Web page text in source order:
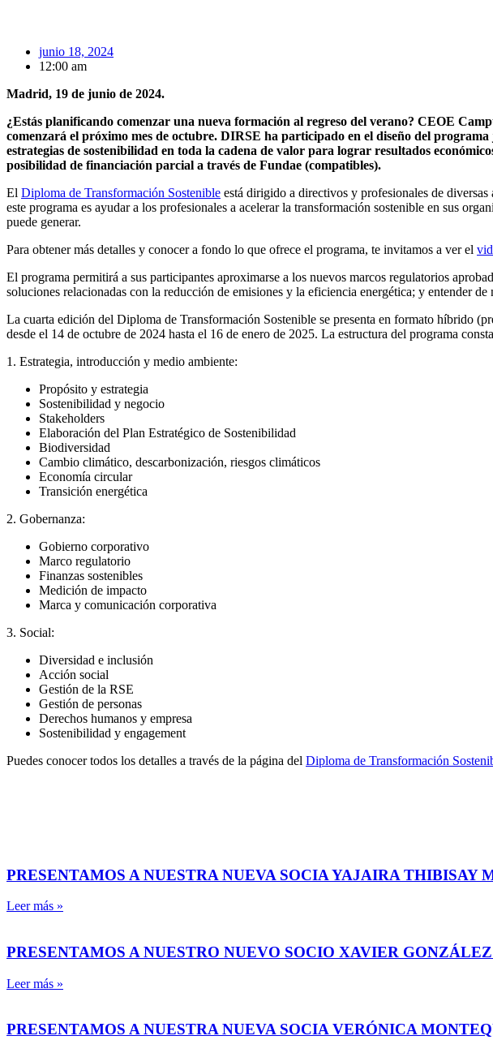
junio 18, 2024
12:00 am
Madrid, 19 de junio de 2024.
¿Estás planificando comenzar una nueva formación al regreso del verano? CEOE
comenzará el próximo mes de octubre. DIRSE ha participado en el diseño del
estrategias de sostenibilidad en toda la cadena de valor para lograr resultados
posibilidad de financiación parcial a través de Fundae (compatibles).
El Diploma de Transformación Sostenible está dirigido a directivos y profesionales de
este programa es ayudar a los profesionales a acelerar la transformación sostenible en sus
puede generar.
Para obtener más detalles y conocer a fondo lo que ofrece el programa, te invitamos a ver el
El programa permitirá a sus participantes aproximarse a los nuevos marcos regulatorios
soluciones relacionadas con la reducción de emisiones y la eficiencia energética; y entender
La cuarta edición del Diploma de Transformación Sostenible se presenta en formato híbrido
desde el 14 de octubre de 2024 hasta el 16 de enero de 2025. La estructura del programa
1. Estrategia, introducción y medio ambiente:
Propósito y estrategia
Sostenibilidad y negocio
Stakeholders
Elaboración del Plan Estratégico de Sostenibilidad
Biodiversidad
Cambio climático, descarbonización, riesgos climáticos
Economía circular
Transición energética
2. Gobernanza:
Gobierno corporativo
Marco regulatorio
Finanzas sostenibles
Medición de impacto
Marca y comunicación corporativa
3. Social:
Diversidad e inclusión
Acción social
Gestión de la RSE
Gestión de personas
Derechos humanos y empresa
Sostenibilidad y engagement
Puedes conocer todos los detalles a través de la página del Diploma de Transformación
PRESENTAMOS A NUESTRA NUEVA SOCIA YAJAIRA THIBISAY
Leer más »
PRESENTAMOS A NUESTRO NUEVO SOCIO XAVIER
Leer más »
PRESENTAMOS A NUESTRA NUEVA SOCIA VERÓNICA